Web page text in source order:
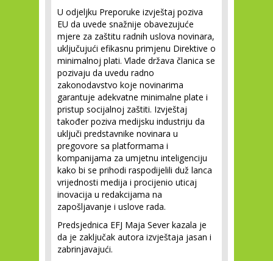
U odjeljku Preporuke izvještaj poziva
EU da uvede snažnije obavezujuće
mjere za zaštitu radnih uslova novinara,
uključujući efikasnu primjenu Direktive o
minimalnoj plati. Vlade država članica se
pozivaju da uvedu radno
zakonodavstvo koje novinarima
garantuje adekvatne minimalne plate i
pristup socijalnoj zaštiti. Izvještaj
također poziva medijsku industriju da
uključi predstavnike novinara u
pregovore sa platformama i
kompanijama za umjetnu inteligenciju
kako bi se prihodi raspodijelili duž lanca
vrijednosti medija i procijenio uticaj
inovacija u redakcijama na
zapošljavanje i uslove rada.
Predsjednica EFJ Maja Sever kazala je
da je zaključak autora izvještaja jasan i
zabrinjavajući.